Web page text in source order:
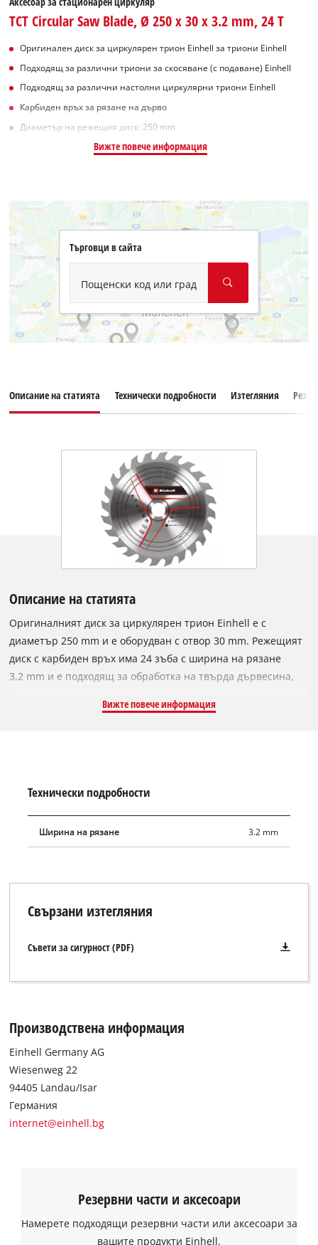
TCT Circular Saw Blade, Ø 250 x 30 x 3.2 mm, 24 T
Оригинален диск за циркулярен трион Einhell за триони Einhell
Подходящ за различни триони за скосяване (с подаване) Einhell
Подходящ за различни настолни циркулярни триони Einhell
Карбиден връх за рязане на дърво
Диаметър на режещия диск: 250 mm
Вижте повече информация
Търговци в сайта
Пощенски код или град
Описание на статията Технически подробности Изтегляния
Описание на статията
Оригиналният диск за циркулярен трион Einhell е с
диаметър 250 mm и е оборудван с отвор 30 mm. Режещият
диск с карбиден връх има 24 зъба с ширина на рязане
3,2 mm и е подходящ за обработка на твърда дървесина,
Благодарение на правите си зъби дискът за циркулярен
2534/1 Dual, митра триона Einhell TC-MS 2513 L и
настолните циркулярни триони Einhell TE-CC 250 UF, TC-TS
2025/2 U и TC-TS 2025/3 eco.
Вижте повече информация
Технически подробности
Ширина на рязане 3.2 mm
Свързани изтегляния
Съвети за сигурност (PDF)
Производствена информация
Einhell Germany AG
Wiesenweg 22
94405 Landau/Isar
Германия
internet@einhell.bg
Резервни части и аксесоари
Намерете подходящи резервни части или аксесоари за
вашите продукти Einhell.